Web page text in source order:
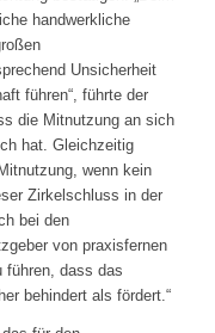
handwerkliche
Unsicherheit
führen“, führte der
die Mitnutzung an sich
hat. Gleichzeitig
wenn kein
Zirkelschluss in der
bei den
von praxisfernen
führen, dass das
behindert als fördert.“